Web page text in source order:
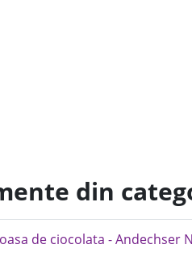
din
de ciocolata - Andechser